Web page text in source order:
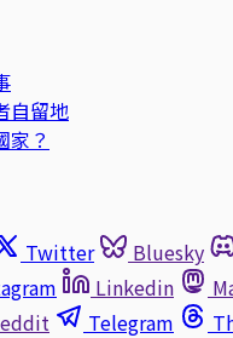
自留地
家？
Twitter Bluesky
Linkedin
Telegram